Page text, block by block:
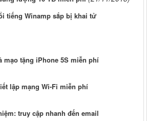
tiếng Winamp sắp bị khai tử
mạo tặng iPhone 5S miễn phí
lập mạng Wi-Fi miễn phí
truy cập nhanh đến email